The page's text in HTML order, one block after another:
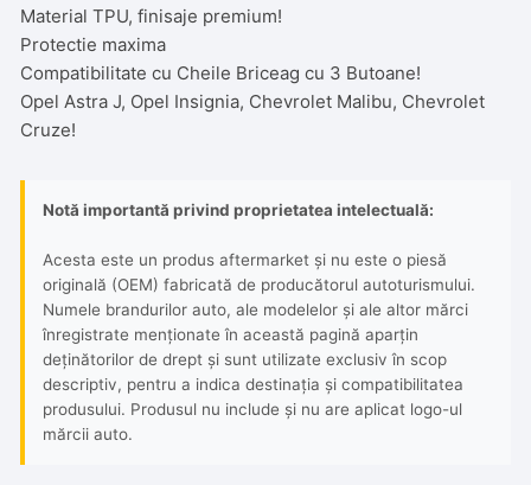
Material TPU, finisaje premium!
Protectie maxima
Compatibilitate cu Cheile Briceag cu 3 Butoane!
Opel Astra J, Opel Insignia, Chevrolet Malibu, Chevrolet
Cruze!
Notă importantă privind proprietatea intelectuală:
Acesta este un produs aftermarket și nu este o piesă
originală (OEM) fabricată de producătorul autoturismului.
Numele brandurilor auto, ale modelelor și ale altor mărci
înregistrate menționate în această pagină aparțin
deținătorilor de drept și sunt utilizate exclusiv în scop
descriptiv, pentru a indica destinația și compatibilitatea
produsului. Produsul nu include și nu are aplicat logo-ul
mărcii auto.